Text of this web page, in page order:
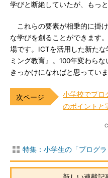
学びと断絶していたが、もっ
これらの要素が相乗的に掛
な学びを創ることができます
場です。ICTを活用した新た
ミング教育』。100年変わら
きっかけになればと思っていま
小学校でプロ
のポイントと
特集：小学生の「プログ